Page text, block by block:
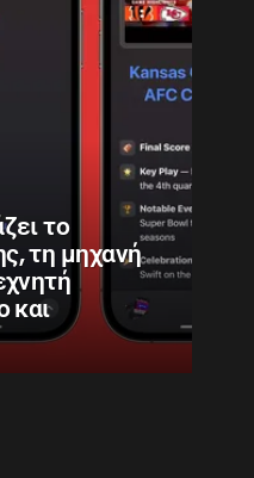
το
τη μηχανή
και